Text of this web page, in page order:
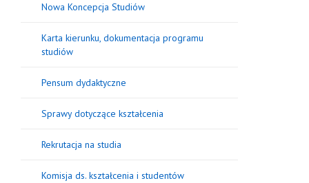
Nowa Koncepcja Studiów
Karta kierunku, dokumentacja programu
studiów
Pensum dydaktyczne
Sprawy dotyczące kształcenia
Rekrutacja na studia
Komisja ds. kształcenia i studentów